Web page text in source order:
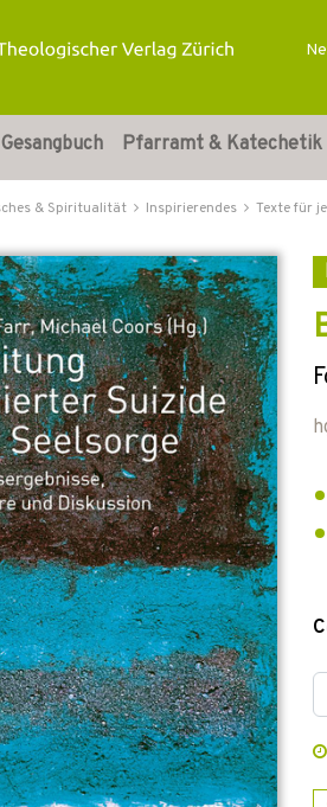
Pfarramt & Katechetik
& Spiritualität Inspirierendes Texte für